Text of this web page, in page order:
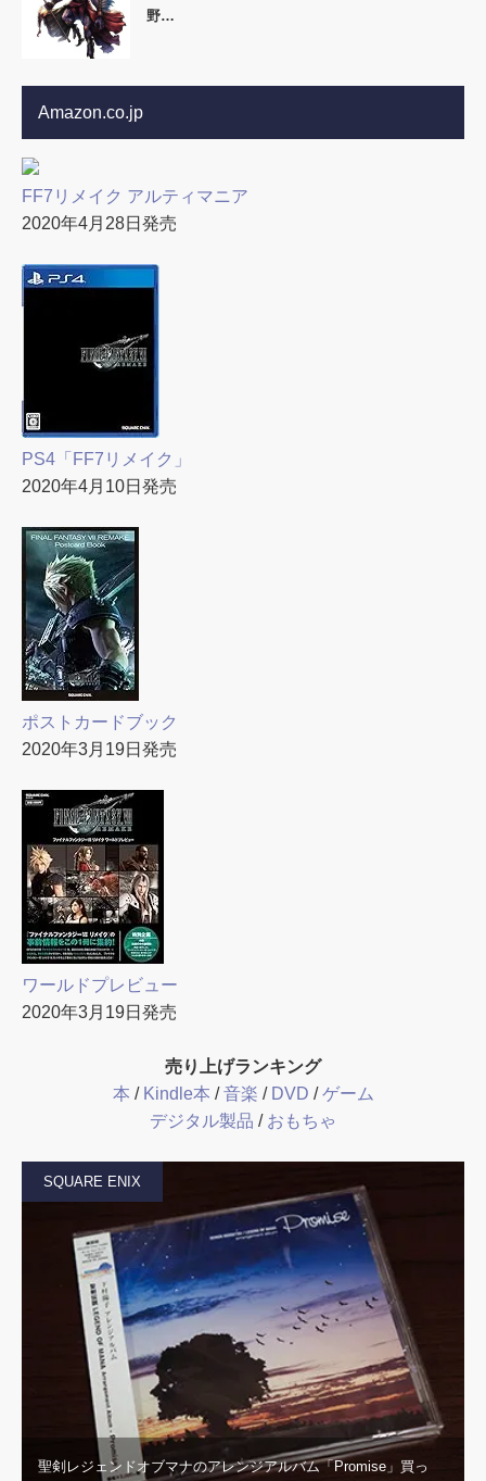
野…
Amazon.co.jp
FF7リメイク アルティマニア
2020年4月28日発売
PS4「FF7リメイク」
2020年4月10日発売
ポストカードブック
2020年3月19日発売
ワールドプレビュー
2020年3月19日発売
売り上げランキング
本 / Kindle本 /音楽 / DVD /ゲーム
デジタル製品 / おもちゃ
SQUARE ENIX
聖剣レジェンドオブマナのアレンジアルバム「Promise」買っ